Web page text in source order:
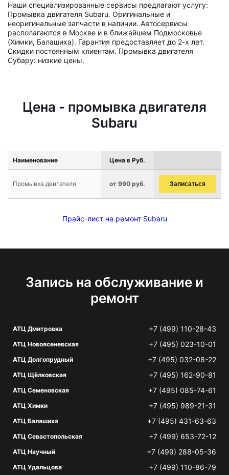
Наши специализированные сервисы предлагают услугу:
Промывка двигателя Subaru. Оригинальные и
неоригинальные запчасти в наличии. Автосервисы
располагаются в Москве и в ближайшем Подмосковье
(Химки, Балашиха). Гарантия предоставляет до 2-х лет.
Скидки постоянным клиентам. Промывка двигателя
Субару: низкие цены.
Цена - промывка двигателя
Subaru
Наименование Цена в Руб.
Промывка двигателя от 990 руб. Записаться
Прайс-лист на ремонт Subaru
Запись на обслуживание и
ремонт
АТЦ Дмитровка +7 (499) 110-28-43
АТЦ Новоясеневская +7 (495) 023-10-01
АТЦ Долгопрудный +7 (495) 032-08-22
АТЦ Щёлковская +7 (495) 162-90-81
АТЦ Семеновская +7 (495) 085-74-61
АТЦ Химки +7 (495) 989-21-31
АТЦ Балашиха +7 (495) 431-63-63
АТЦ Севастопольская +7 (499) 653-72-12
АТЦ Научный +7 (499) 288-05-36
АТЦ Удальцова +7 (499) 110-86-79